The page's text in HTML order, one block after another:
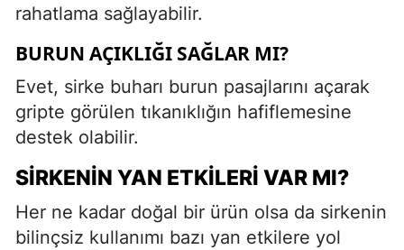
rahatlama sağlayabilir.
BURUN AÇIKLIĞI SAĞLAR MI?
Evet, sirke buharı burun pasajlarını açarak
gripte görülen tıkanıklığın hafiflemesine
destek olabilir.
SIRKENIN YAN ETKILERI VAR MI?
Her ne kadar doğal bir ürün olsa da sirkenin
bilinçsiz kullanımı bazı yan etkilere yol